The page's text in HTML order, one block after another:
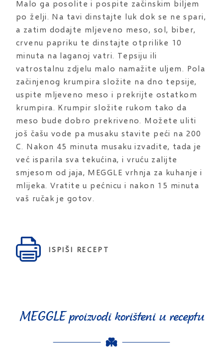
Malo ga posolite i pospite začinskim biljem
po želji. Na tavi dinstajte luk dok se ne spari,
a zatim dodajte mljeveno meso, sol, biber,
crvenu papriku te dinstajte otprilike 10
minuta na laganoj vatri. Tepsiju ili
vatrostalnu zdjelu malo namažite uljem. Pola
začinjenog krumpira složite na dno tepsije,
uspite mljeveno meso i prekrijte ostatkom
krumpira. Krumpir složite rukom tako da
meso bude dobro prekriveno. Možete uliti
još čašu vode pa musaku stavite peći na 200
C. Nakon 45 minuta musaku izvadite, tada je
već isparila sva tekućina, i vruću zalijte
smjesom od jaja, MEGGLE vrhnja za kuhanje i
mlijeka. Vratite u pećnicu i nakon 15 minuta
vaš ručak je gotov.
ISPIŠI RECEPT
MEGGLE proizvodi korišteni u receptu